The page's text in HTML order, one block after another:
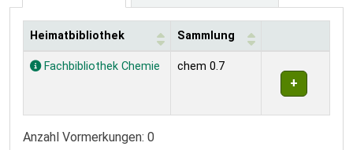
Exemplare
Heimatbibliothek Sammlung
Fachbibliothek Chemie chem 0.7
Anzahl Vormerkungen: 0